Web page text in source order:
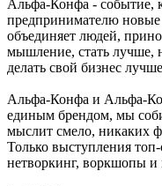
Альфа-Конфа - событие,
предпринимателю новые
объединяет людей,
мышление, стать лучше,
делать свой бизнес
Альфа-Конфа и Альфа-
единым брендом, мы
мыслит смело, никаких
Только выступления
нетворкинг, воркшопы и